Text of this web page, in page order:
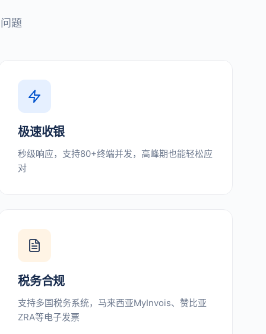
题
极速收银
秒级响应，支持80+终端并发，高峰期也能轻松应
对
税务合规
支持多国税务系统，马来西亚MyInvois、赞比亚
ZRA等电子发票